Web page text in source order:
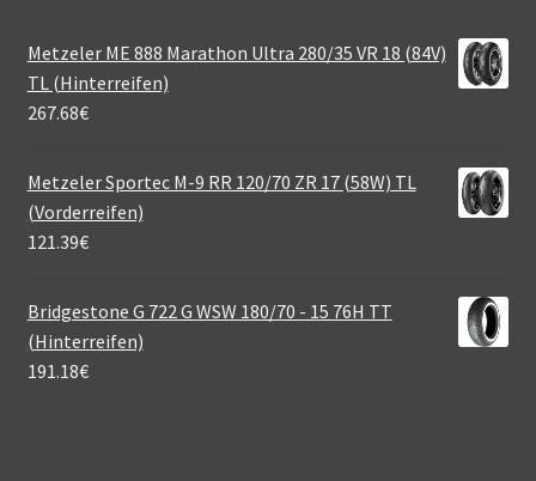
Metzeler ME 888 Marathon Ultra 280/35 VR 18 (84V)
TL (Hinterreifen)
267.68€
Metzeler Sportec M-9 RR 120/70 ZR 17 (58W) TL
(Vorderreifen)
121.39€
Bridgestone G 722 G WSW 180/70 - 15 76H TT
(Hinterreifen)
191.18€